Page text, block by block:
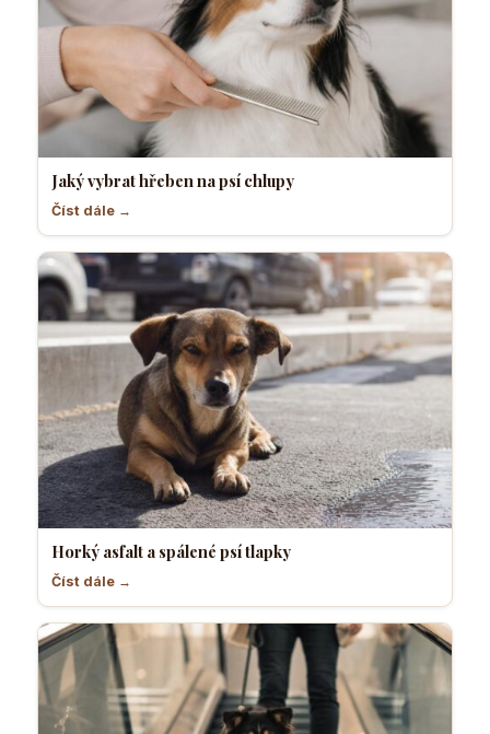
Jaký vybrat hřeben na psí chlupy
Číst dále →
Horký asfalt a spálené psí tlapky
Číst dále →